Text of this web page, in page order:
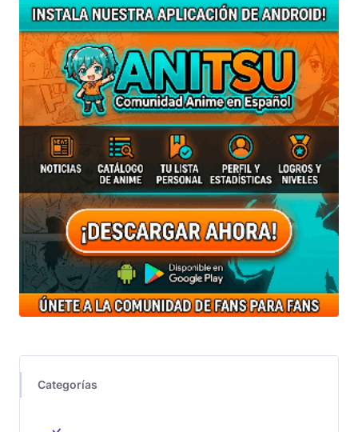
Categorías